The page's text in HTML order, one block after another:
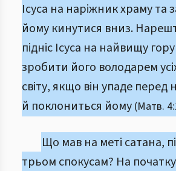
Ісуса на наріжник храму та
йому кинутися вниз.
підніс Ісуса на найвищу
зробити його володарем
світу, якщо він упаде перед
й поклониться йому (Матв.
Що мав на меті сатана,
трьом спокусам? На